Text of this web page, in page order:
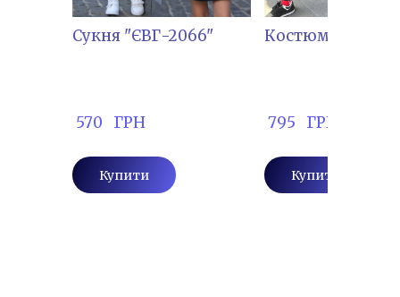
Сукня "ЄВГ-2066"
570   ГРН
Купити
Костюм "СІЛЬВ-
795   ГРН
Купити